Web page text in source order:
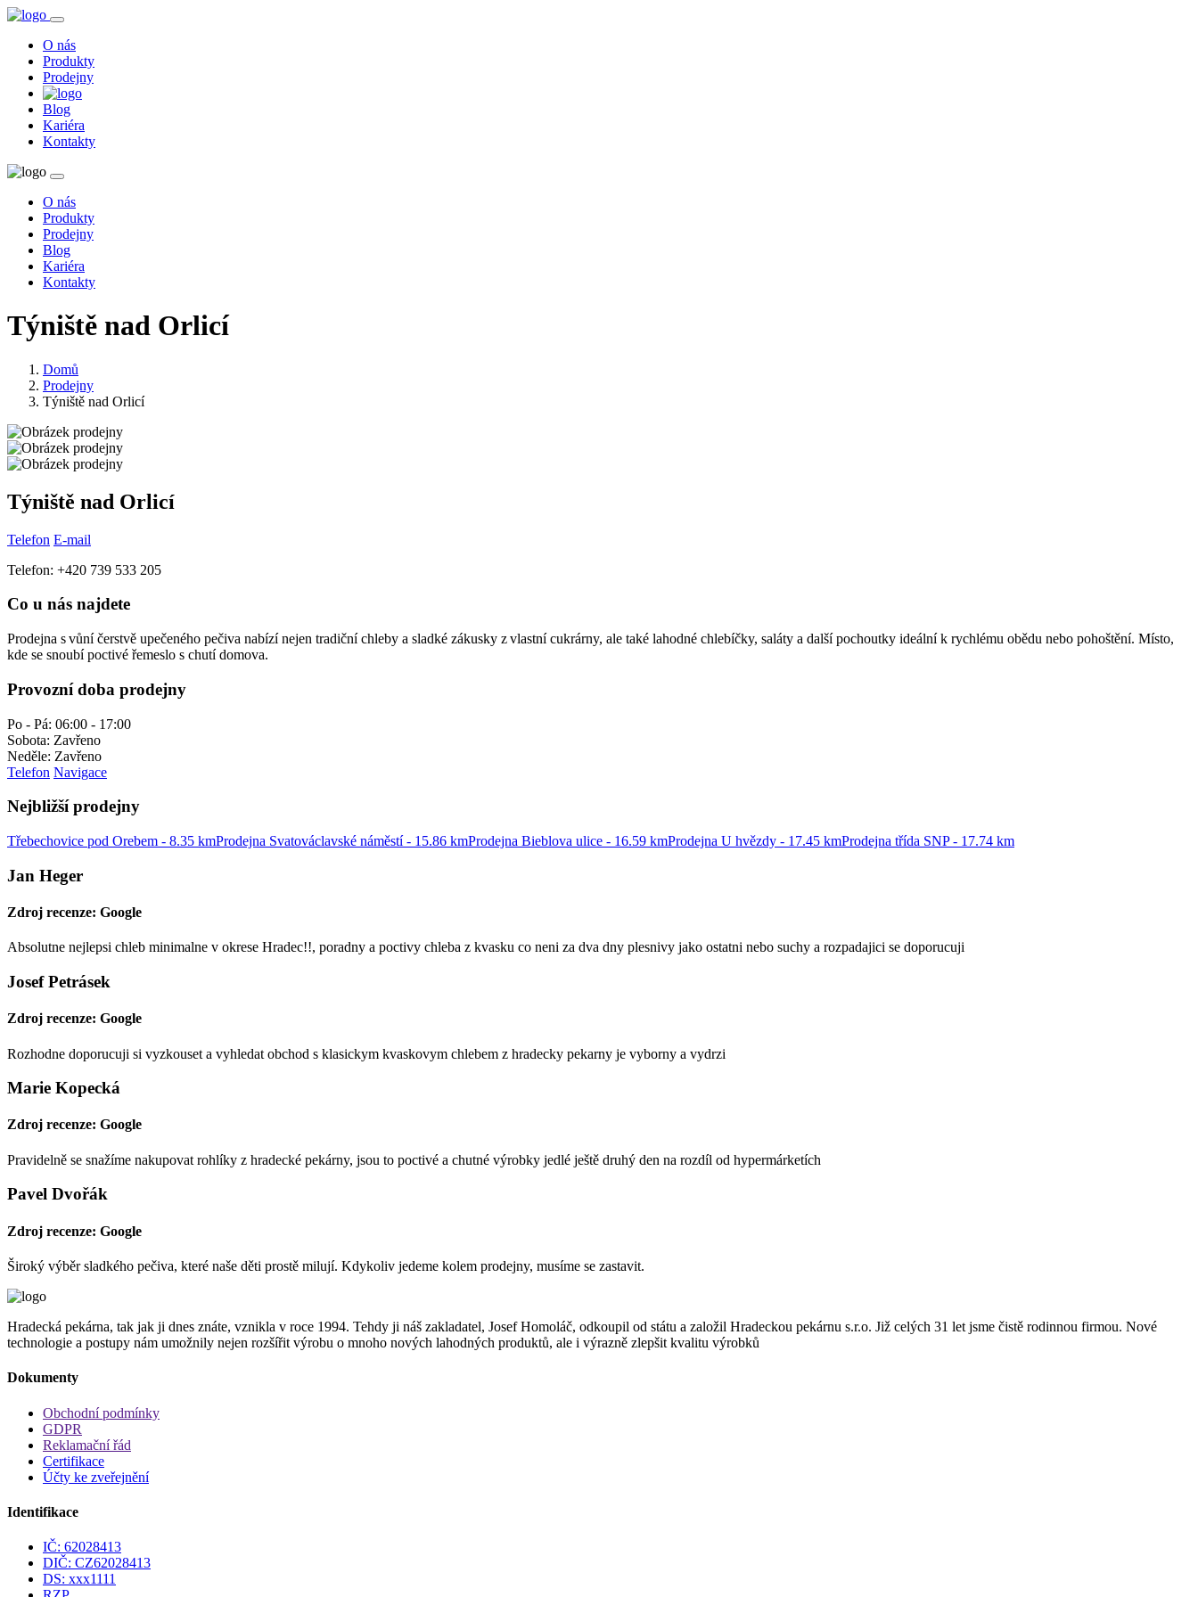
O nás
Produkty
Prodejny
Blog
Kariéra
Kontakty
O nás
Produkty
Prodejny
Blog
Kariéra
Kontakty
Týniště nad Orlicí
Domů
Prodejny
Týniště nad Orlicí
Týniště nad Orlicí
Telefon E-mail
Telefon: +420 739 533 205
Co u nás najdete
Prodejna s vůní čerstvě upečeného pečiva nabízí nejen tradiční chleby a sladké zákusky z vlastní cukrárny, ale také lahodné chlebíčky, saláty a další pochoutky ideální k rychlému obědu nebo pohoštění. Místo,
kde se snoubí poctivé řemeslo s chutí domova.
Provozní doba prodejny
Po - Pá: 06:00 - 17:00
Sobota: Zavřeno
Neděle: Zavřeno
Telefon Navigace
Nejbližší prodejny
Třebechovice pod Orebem - 8.35 kmProdejna Svatováclavské náměstí - 15.86 kmProdejna Bieblova ulice - 16.59 kmProdejna U hvězdy - 17.45 kmProdejna třída SNP - 17.74 km
Jan Heger
Zdroj recenze: Google
Absolutne nejlepsi chleb minimalne v okrese Hradec!!, poradny a poctivy chleba z kvasku co neni za dva dny plesnivy jako ostatni nebo suchy a rozpadajici se doporucuji
Josef Petrásek
Zdroj recenze: Google
Rozhodne doporucuji si vyzkouset a vyhledat obchod s klasickym kvaskovym chlebem z hradecky pekarny je vyborny a vydrzi
Marie Kopecká
Zdroj recenze: Google
Pravidelně se snažíme nakupovat rohlíky z hradecké pekárny, jsou to poctivé a chutné výrobky jedlé ještě druhý den na rozdíl od hypermárketích
Pavel Dvořák
Zdroj recenze: Google
Široký výběr sladkého pečiva, které naše děti prostě milují. Kdykoliv jedeme kolem prodejny, musíme se zastavit.
Hradecká pekárna, tak jak ji dnes znáte, vznikla v roce 1994. Tehdy ji náš zakladatel, Josef Homoláč, odkoupil od státu a založil Hradeckou pekárnu s.r.o. Již celých 31 let jsme čistě rodinnou firmou. Nové
technologie a postupy nám umožnily nejen rozšířit výrobu o mnoho nových lahodných produktů, ale i výrazně zlepšit kvalitu výrobků
Dokumenty
Obchodní podmínky
GDPR
Reklamační řád
Certifikace
Účty ke zveřejnění
Identifikace
IČ: 62028413
DIČ: CZ62028413
DS: xxx1111